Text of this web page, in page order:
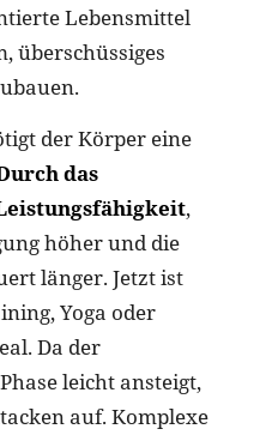
Lebensmittel
überschüssiges
der Körper eine
das
,
höher und die
länger. Jetzt ist
Yoga oder
Da der
leicht ansteigt,
auf. Komplexe